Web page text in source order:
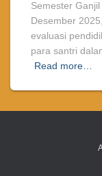
Semester
Desember
evaluasi
para santri
Read more…